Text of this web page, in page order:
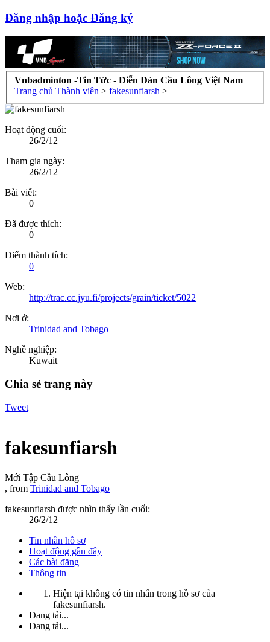
Đăng nhập hoặc Đăng ký
Vnbadminton -Tin Tức - Diễn Đàn Cầu Lông Việt Nam
Trang chủ Thành viên > fakesunfiarsh >
Hoạt động cuối:
26/2/12
Tham gia ngày:
26/2/12
Bài viết:
0
Đã được thích:
0
Điểm thành tích:
0
Web:
http://trac.cc.jyu.fi/projects/grain/ticket/5022
Nơi ở:
Trinidad and Tobago
Nghề nghiệp:
Kuwait
Chia sẻ trang này
Tweet
fakesunfiarsh
Mới Tập Cầu Lông
, from Trinidad and Tobago
fakesunfiarsh được nhìn thấy lần cuối:
26/2/12
Tin nhắn hồ sơ
Hoạt động gần đây
Các bài đăng
Thông tin
Hiện tại không có tin nhắn trong hồ sơ của
fakesunfiarsh.
Đang tải...
Đang tải...